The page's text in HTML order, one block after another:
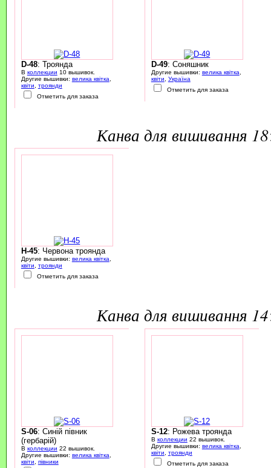
D-48: Троянда
В коллекции 10 вышивок.
Другие вышивки: велика квітка
квіти
троянди
Отметить для заказа
D-49: Соняшник
Другие вышивки: велика квітка
квіти
Україна
Отметить для заказа
канва для вишивання
H-45: Червона троянда
Другие вышивки: велика квітка,
квіти, троянди
Отметить для заказа
канва для вишивання
S-06: Синій півник
(гербарій)
В коллекции 22 вышивок.
Другие вышивки: велика квітка
квіти
півники
S-12: Рожева троянда
В коллекции 22 вышивок.
Другие вышивки: велика квітка
квіти
троянди
Отметить для заказа